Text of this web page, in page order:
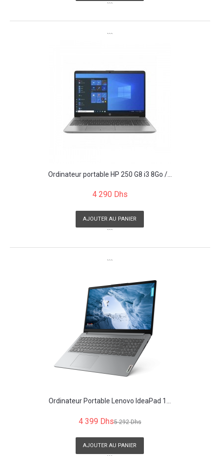
```
```
Ordinateur portable HP 250 G8 i3 8Go /...
4 290 Dhs
AJOUTER AU PANIER
```
```
Ordinateur Portable Lenovo IdeaPad 1...
4 399 Dhs5 292 Dhs
AJOUTER AU PANIER